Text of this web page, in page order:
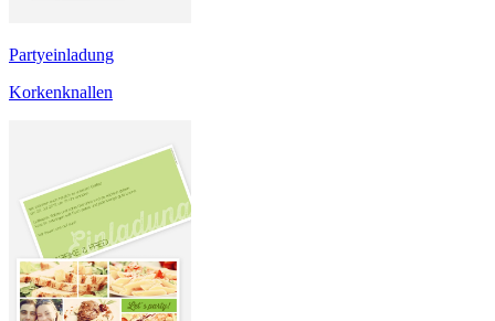
Partyeinladung
Korkenknallen